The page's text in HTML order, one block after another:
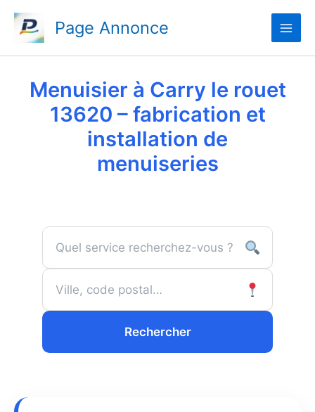
contenu
Page Annonce
Menuisier à Carry le rouet
13620 – fabrication et
installation de
menuiseries
Rechercher